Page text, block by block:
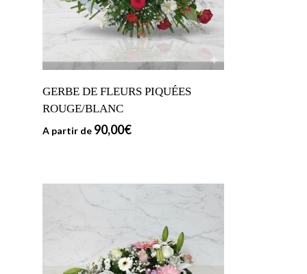
GERBE DE FLEURS PIQUÉES
ROUGE/BLANC
A partir de 90,00€